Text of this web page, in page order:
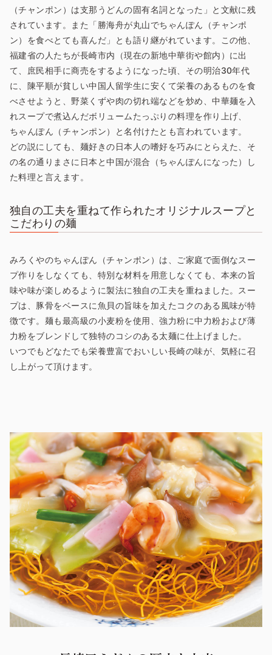
（チャンポン）は支那うどんの固有名詞となった」と文献に残
されています。また「勝海舟が丸山でちゃんぽん（チャンポ
ン）を食べとても喜んだ」とも語り継がれています。この他、
福建省の人たちが長崎市内（現在の新地中華街や館内）に出
て、庶民相手に商売をするようになった頃、その明治30年代
に、陳平順が貧しい中国人留学生に安くて栄養のあるものを食
べさせようと、野菜くずや肉の切れ端などを炒め、中華麺を入
れスープで煮込んだボリュームたっぷりの料理を作り上げ、
ちゃんぽん（チャンポン）と名付けたとも言われています。
どの説にしても、麺好きの日本人の嗜好を巧みにとらえた、そ
の名の通りまさに日本と中国が混合（ちゃんぽんになった）し
た料理と言えます。
独自の工夫を重ねて作られたオリジナルスープと
こだわりの麺
みろくやのちゃんぽん（チャンポン）は、ご家庭で面倒なスー
プ作りをしなくても、特別な材料を用意しなくても、本来の旨
味や味が楽しめるように製法に独自の工夫を重ねました。スー
プは、豚骨をベースに魚貝の旨味を加えたコクのある風味が特
徴です。麺も最高級の小麦粉を使用、強力粉に中力粉および薄
力粉をブレンドして独特のコシのある太麺に仕上げました。
いつでもどなたでも栄養豊富でおいしい長崎の味が、気軽に召
し上がって頂けます。